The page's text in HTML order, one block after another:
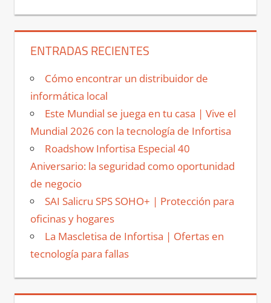
ENTRADAS RECIENTES
Cómo encontrar un distribuidor de
informática local
Este Mundial se juega en tu casa | Vive el
Mundial 2026 con la tecnología de Infortisa
Roadshow Infortisa Especial 40
Aniversario: la seguridad como oportunidad
de negocio
SAI Salicru SPS SOHO+ | Protección para
oficinas y hogares
La Mascletisa de Infortisa | Ofertas en
tecnología para fallas